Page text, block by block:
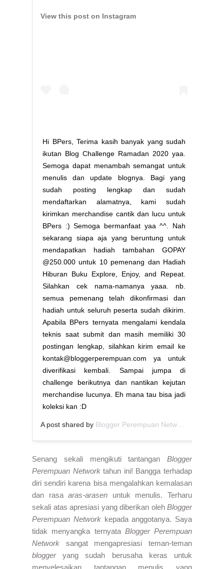
View this post on Instagram
Hi BPers, Terima kasih banyak yang sudah
ikutan Blog Challenge Ramadan 2020 yaa.
Semoga dapat menambah semangat untuk
menulis dan update blognya. Bagi yang
sudah posting lengkap dan sudah
mendaftarkan alamatnya, kami sudah
kirimkan merchandise cantik dan lucu untuk
BPers :) Semoga bermanfaat yaa ^^. Nah
sekarang siapa aja yang beruntung untuk
mendapatkan hadiah tambahan GOPAY
@250.000 untuk 10 pemenang dan Hadiah
Hiburan Buku Explore, Enjoy, and Repeat.
Silahkan cek nama-namanya yaaa. nb.
semua pemenang telah dikonfirmasi dan
hadiah untuk seluruh peserta sudah dikirim.
Apabila BPers ternyata mengalami kendala
teknis saat submit dan masih memiliki 30
postingan lengkap, silahkan kirim email ke
kontak@bloggerperempuan.com ya untuk
diverifikasi kembali. Sampai jumpa di
challenge berikutnya dan nantikan kejutan
merchandise lucunya. Eh mana tau bisa jadi
koleksi kan :D
A post shared by Blogger Perempuan Network
Senang sekali mengikuti tantangan Blogger
Perempuan Networktahun ini! Bangga terhadap
diri sendiri karena bisa mengalahkan kemalasan
dan rasaaras-arasen untuk menulis. Terharu
sekali atas apresiasi yang diberikan oleh Blogger
Perempuan Networkkepada anggotanya. Saya
tidak menyangka ternyata Blogger Perempuan
Network sangat mengapresiasi teman-teman
bloggeryang sudah berusaha keras untuk